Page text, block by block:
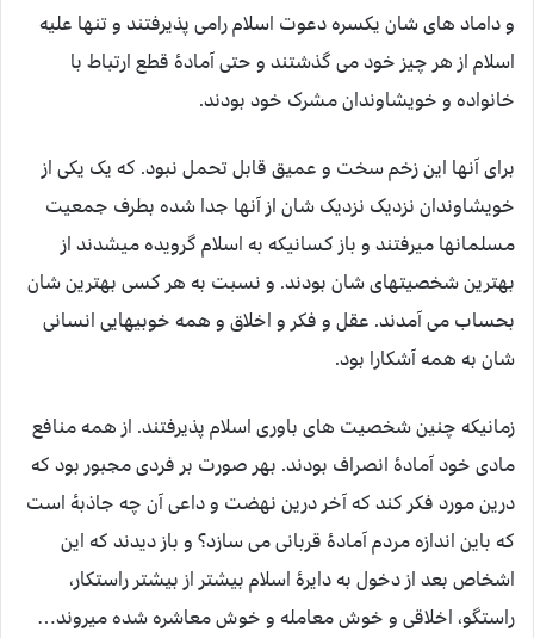
و داماد های شان یکسره دعوت اسلام رامی پذیرفتند و تنها علیه
اسلام از هر چیز خود می گذشتند و حتی آمادۀ قطع ارتباط با
خانواده و خویشاوندان مشرک خود بودند.
برای آنها این زخم سخت و عمیق قابل تحمل نبود. که یک یکی از
خویشاوندان نزدیک نزدیک شان از آنها جدا شده بطرف جمعیت
مسلمانها میرفتند و باز کسانیکه به اسلام گرویده میشدند از
بهترین شخصیتهای شان بودند. و نسبت به هر کسی بهترین شان
بحساب می آمدند. عقل و فکر و اخلاق و همه خوبیهایی انسانی
شان به همه آشکارا بود.
زمانیکه چنین شخصیت های باوری اسلام پذیرفتند. از همه منافع
مادی خود آمادۀ انصراف بودند. بهر صورت بر فردی مجبور بود که
درین مورد فکر کند که آخر درین نهضت و داعی آن چه جاذبۀ است
که باین اندازه مردم آمادۀ قربانی می سازد؟ و باز دیدند که این
اشخاص بعد از دخول به دایرۀ اسلام بیشتر از بیشتر راستکار،
راستگو، اخلاقی و خوش معامله و خوش معاشره شده میروند…